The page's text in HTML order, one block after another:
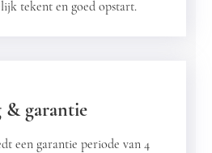
tekent en goed opstart.
& garantie
een garantie periode van 4